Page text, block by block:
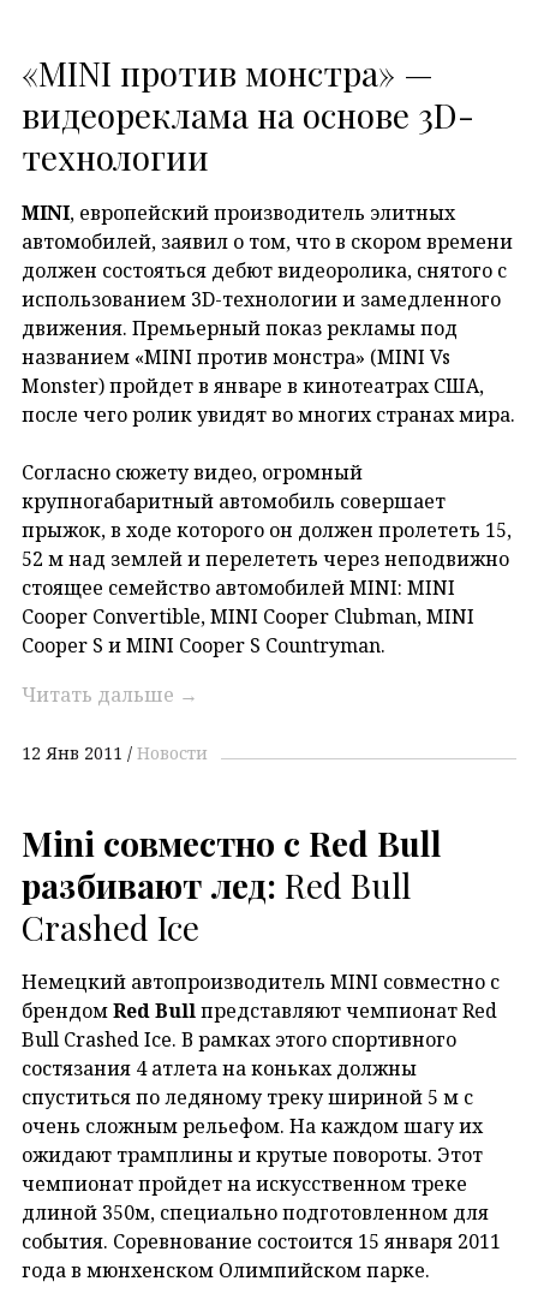
«MINI против монстра» —
видеореклама на основе 3D-
технологии
MINI, европейский производитель элитных
автомобилей, заявил о том, что в скором времени
должен состояться дебют видеоролика, снятого с
использованием 3D-технологии и замедленного
движения. Премьерный показ рекламы под
названием «MINI против монстра» (MINI Vs
Monster) пройдет в январе в кинотеатрах США,
после чего ролик увидят во многих странах мира.
Согласно сюжету видео, огромный
крупногабаритный автомобиль совершает
прыжок, в ходе которого он должен пролететь 15,
52 м над землей и перелететь через неподвижно
стоящее семейство автомобилей MINI: MINI
Cooper Convertible, MINI Cooper Clubman, MINI
Cooper S и MINI Cooper S Countryman.
Читать дальше →
12 Янв 2011 Новости
Mini совместно с Red Bull
разбивают лед: Red Bull
Crashed Ice
Немецкий автопроизводитель MINI совместно с
брендомRed Bullпредставляют чемпионат Red
Bull Crashed Ice. В рамках этого спортивного
состязания 4 атлета на коньках должны
спуститься по ледяному треку шириной 5 м с
очень сложным рельефом. На каждом шагу их
ожидают трамплины и крутые повороты. Этот
чемпионат пройдет на искусственном треке
длиной 350м, специально подготовленном для
события. Соревнование состоится 15 января 2011
года в мюнхенском Олимпийском парке.